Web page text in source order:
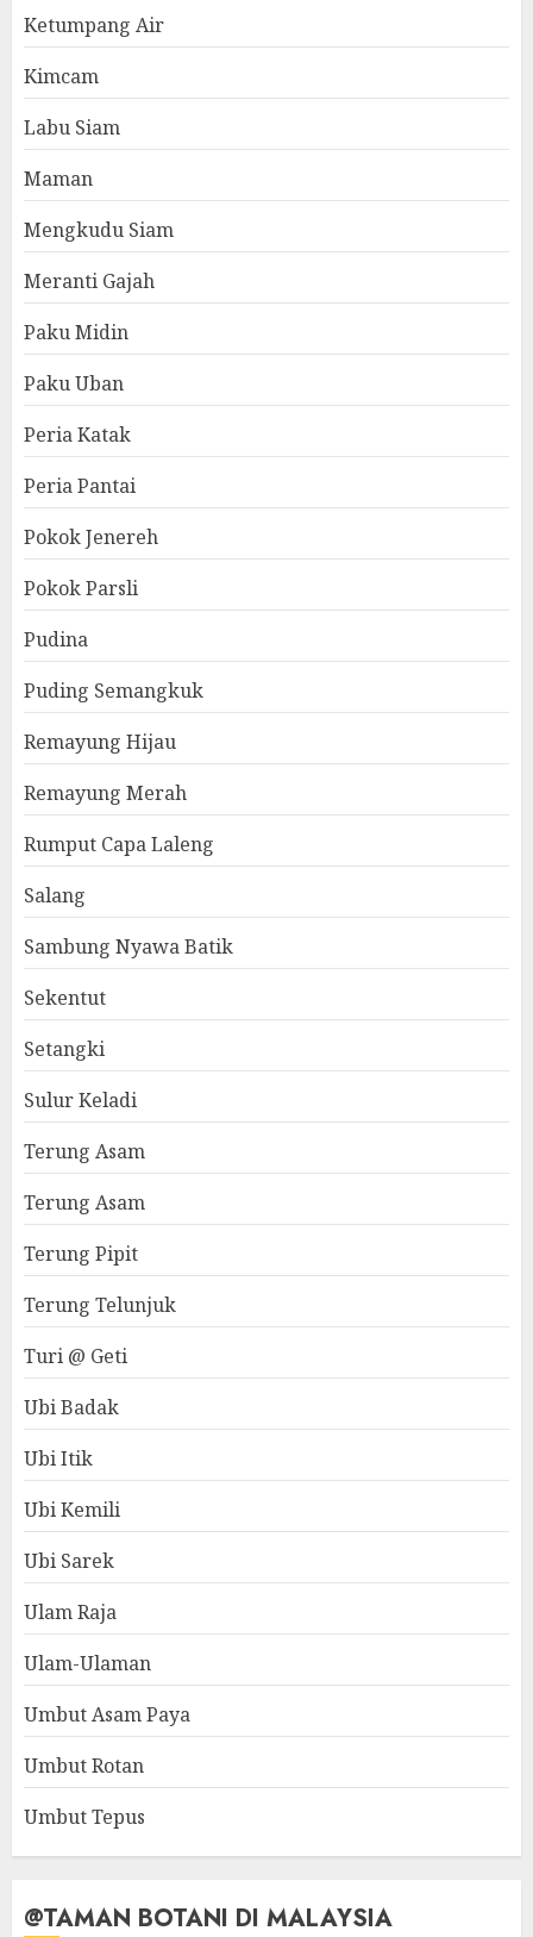
Ketumpang Air
Kimcam
Labu Siam
Maman
Mengkudu Siam
Meranti Gajah
Paku Midin
Paku Uban
Peria Katak
Peria Pantai
Pokok Jenereh
Pokok Parsli
Pudina
Puding Semangkuk
Remayung Hijau
Remayung Merah
Rumput Capa Laleng
Salang
Sambung Nyawa Batik
Sekentut
Setangki
Sulur Keladi
Terung Asam
Terung Asam
Terung Pipit
Terung Telunjuk
Turi @ Geti
Ubi Badak
Ubi Itik
Ubi Kemili
Ubi Sarek
Ulam Raja
Ulam-Ulaman
Umbut Asam Paya
Umbut Rotan
Umbut Tepus
@TAMAN BOTANI DI MALAYSIA